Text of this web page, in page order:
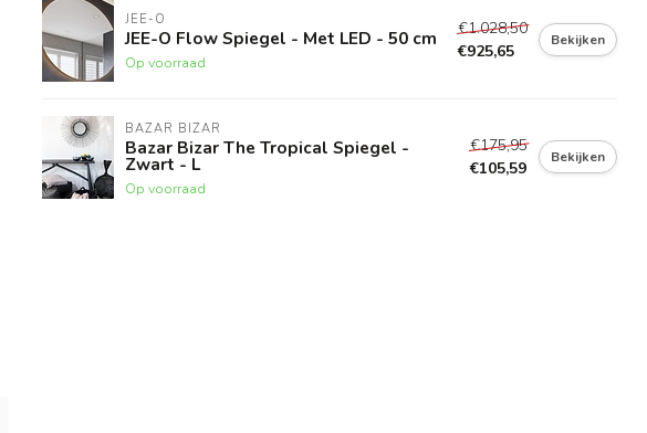
JEE-O
JEE-O Flow Spiegel - Met LED - 50 cm
Op voorraad
€1.028,50
€925,65
Bekijken
BAZAR BIZAR
Bazar Bizar The Tropical Spiegel -
Zwart - L
Op voorraad
€175,95
€105,59
Bekijken